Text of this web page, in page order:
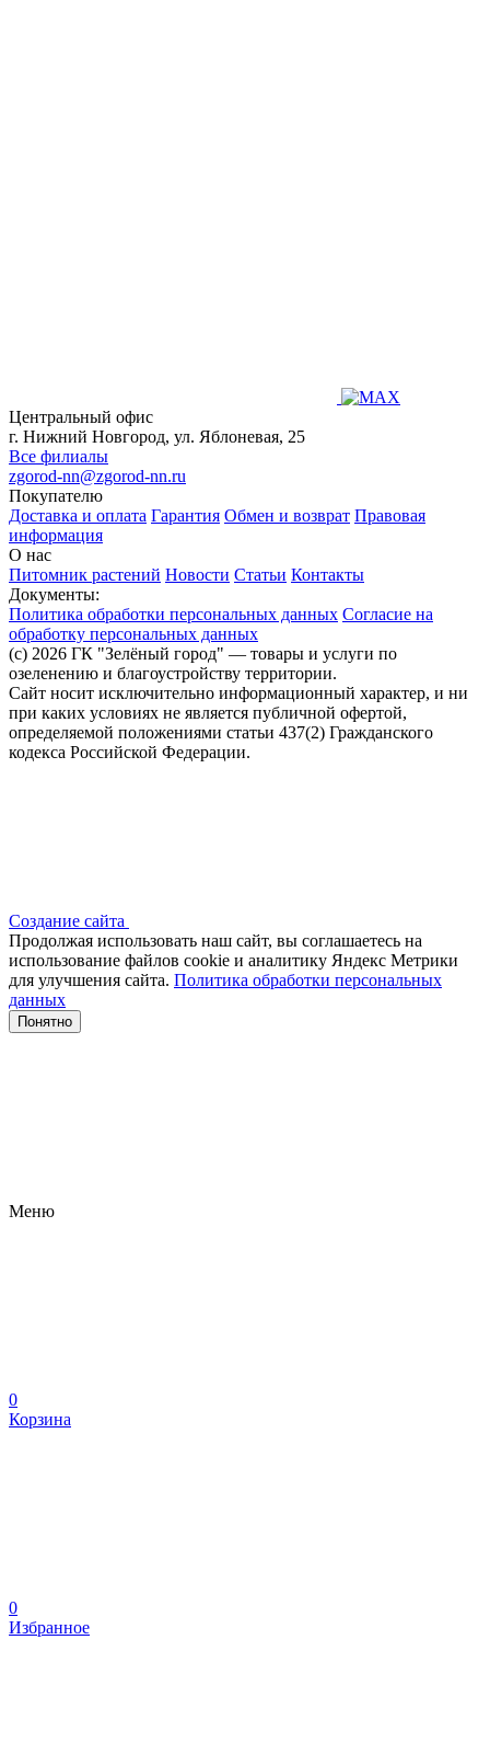
Центральный офис
г. Нижний Новгород, ул. Яблоневая, 25
Все филиалы
zgorod-nn@zgorod-nn.ru
Покупателю
Доставка и оплата Гарантия Обмен и возврат Правовая
информация
О нас
Питомник растений Новости Статьи Контакты
Документы:
Политика обработки персональных данных Согласие на
обработку персональных данных
(c) 2026 ГК "Зелёный город" — товары и услуги по
озеленению и благоустройству территории.
Сайт носит исключительно информационный характер, и ни
при каких условиях не является публичной офертой,
определяемой положениями статьи 437(2) Гражданского
кодекса Российской Федерации.
Создание сайта
Продолжая использовать наш сайт, вы соглашаетесь на
использование файлов сооkіе и аналитику Яндекс Метрики
для улучшения сайта. Политика обработки персональных
данных
Понятно
Меню
0
Корзина
0
Избранное